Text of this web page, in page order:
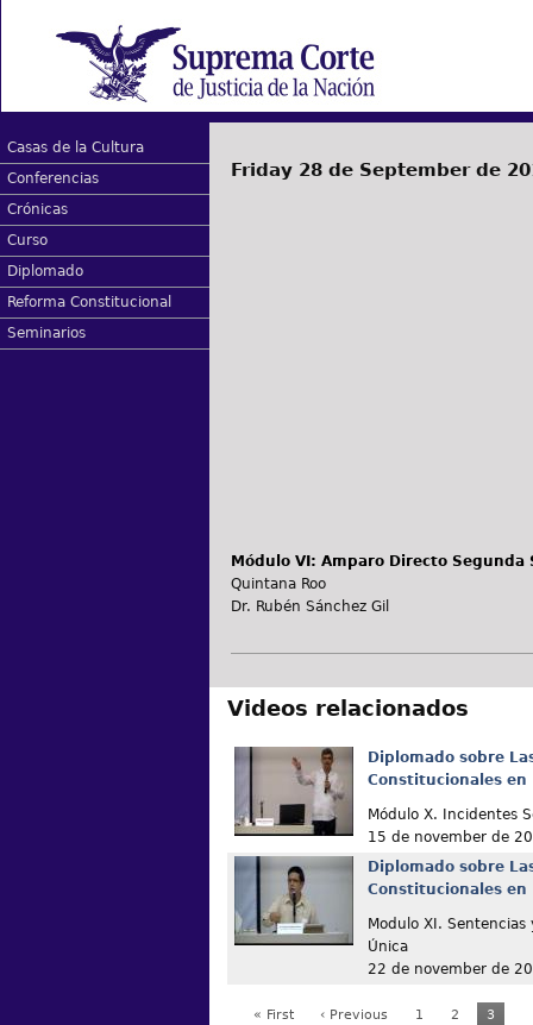
Casas de la Cultura
Conferencias
Crónicas
Curso
Diplomado
Reforma Constitucional
Seminarios
Friday 28 de September de
Módulo VI: Amparo Directo Segunda
Quintana Roo
Dr. Rubén Sánchez Gil
Videos relacionados
Diplomado sobre
Constitucionales en
Módulo X. Incidentes
15 de november de
Diplomado sobre
Constitucionales en
Modulo XI.
Única
22 de november de
« First ‹ Previous 1 2 3